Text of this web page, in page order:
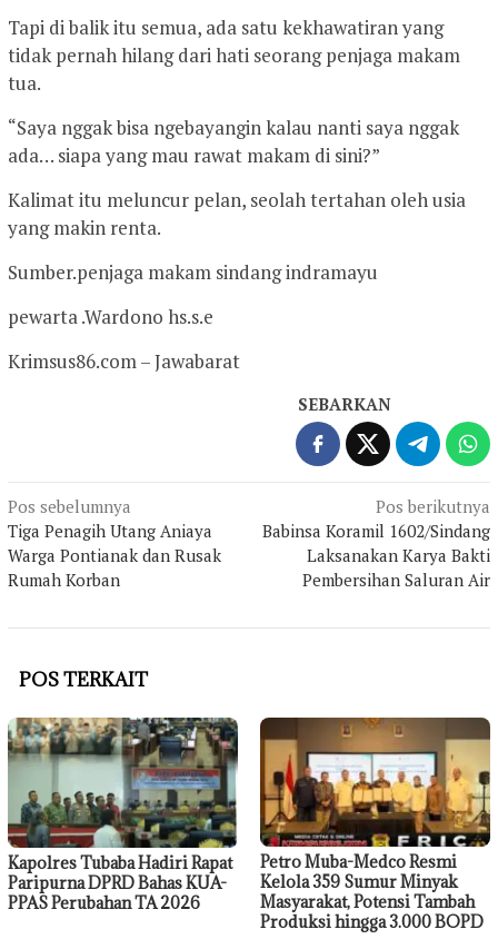
Tapi di balik itu semua, ada satu kekhawatiran yang
tidak pernah hilang dari hati seorang penjaga makam
tua.
“Saya nggak bisa ngebayangin kalau nanti saya nggak
ada… siapa yang mau rawat makam di sini?”
Kalimat itu meluncur pelan, seolah tertahan oleh usia
yang makin renta.
Sumber.penjaga makam sindang indramayu
pewarta .Wardono hs.s.e
Krimsus86.com – Jawabarat
SEBARKAN
Navigasi
pos
Pos sebelumnya
Tiga Penagih Utang Aniaya
Warga Pontianak dan Rusak
Rumah Korban
Pos berikutnya
Babinsa Koramil 1602/Sindang
Laksanakan Karya Bakti
Pembersihan Saluran Air
POS TERKAIT
Kapolres Tubaba Hadiri Rapat
Paripurna DPRD Bahas KUA-
PPAS Perubahan TA 2026
Petro Muba-Medco Resmi
Kelola 359 Sumur Minyak
Masyarakat, Potensi Tambah
Produksi hingga 3.000 BOPD